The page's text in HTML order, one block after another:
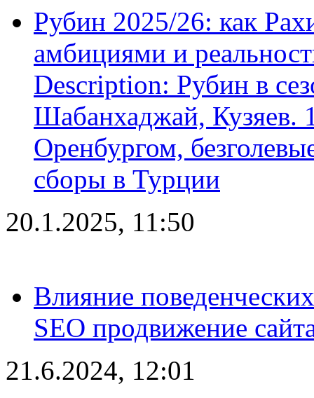
Рубин 2025/26: как
амбициями и
Description: Рубин в
Шабанхаджай, Кузяев.
Оренбургом,
сборы в Турции
20.1.2025, 11:50
Влияние
SEO продвижение
21.6.2024, 12:01